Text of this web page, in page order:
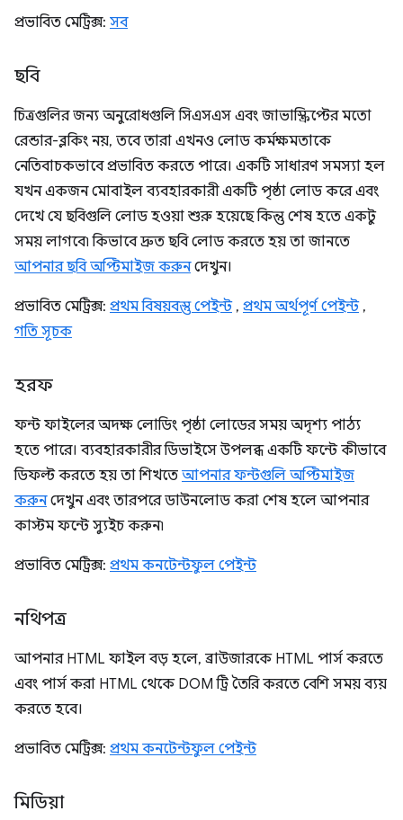
প্রভাবিত মেট্রিক্স: সব
ছবি
চিত্রগুলির জন্য অনুরোধগুলি সিএসএস এবং জাভাস্ক্রিপ্টের মতো
রেন্ডার-ব্লকিং নয়, তবে তারা এখনও লোড কর্মক্ষমতাকে
নেতিবাচকভাবে প্রভাবিত করতে পারে। একটি সাধারণ সমস্যা হল
যখন একজন মোবাইল ব্যবহারকারী একটি পৃষ্ঠা লোড করে এবং
দেখে যে ছবিগুলি লোড হওয়া শুরু হয়েছে কিন্তু শেষ হতে একটু
সময় লাগবে৷ কিভাবে দ্রুত ছবি লোড করতে হয় তা জানতে
আপনার ছবি অপ্টিমাইজ করুনদেখুন।
প্রভাবিত মেট্রিক্স: প্রথম বিষয়বস্তু পেইন্ট, প্রথম অর্থপূর্ণ পেইন্ট,
গতি সূচক
হরফ
ফন্ট ফাইলের অদক্ষ লোডিং পৃষ্ঠা লোডের সময় অদৃশ্য পাঠ্য
হতে পারে। ব্যবহারকারীর ডিভাইসে উপলব্ধ একটি ফন্টে কীভাবে
ডিফল্ট করতে হয় তা শিখতে আপনার ফন্টগুলি অপ্টিমাইজ
করুনদেখুন এবং তারপরে ডাউনলোড করা শেষ হলে আপনার
কাস্টম ফন্টে স্যুইচ করুন৷
প্রভাবিত মেট্রিক্স: প্রথম কনটেন্টফুল পেইন্ট
নথিপত্র
আপনার HTML ফাইল বড় হলে, ব্রাউজারকে HTML পার্স করতে
এবং পার্স করা HTML থেকে DOM ট্রি তৈরি করতে বেশি সময় ব্যয়
করতে হবে।
প্রভাবিত মেট্রিক্স: প্রথম কনটেন্টফুল পেইন্ট
মিডিয়া